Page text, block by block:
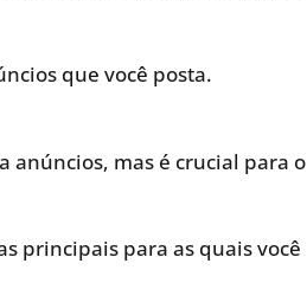
que você posta.
anúncios, mas é crucial para o
principais para as quais você